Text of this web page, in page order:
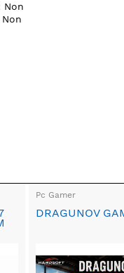
Non
Pc Gamer
DRAGUNOV